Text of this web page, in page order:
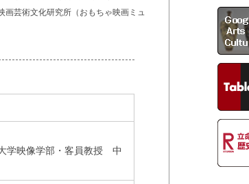
芸術文化研究所（おもちゃ映画ミュ
学映像学部・客員教授 中